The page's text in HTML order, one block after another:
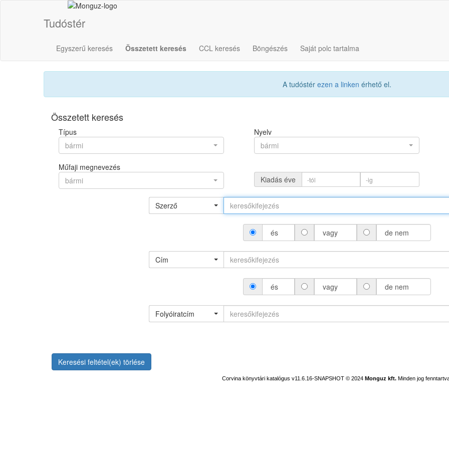
Tudóstér
Egyszerű keresés Összetett keresés CCL keresés Böngészés Saját polc tartalma
A tudóstér ezen a linken érhető el.
Összetett keresés
Típus
bármi
Nyelv
bármi
Műfaji megnevezés
bármi
Kiadás éve
Szerző
és vagy de nem
Cím
és vagy de nem
Folyóiratcím
Keresési feltétel(ek) törlése
Corvina könyvtári katalógus v11.6.16-SNAPSHOT © 2024 Monguz kft. Minden jog